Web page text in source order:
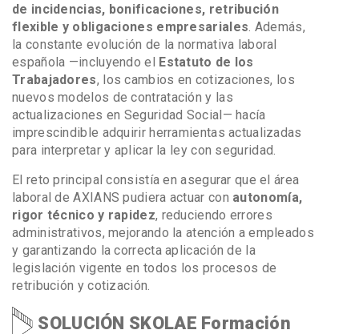
de incidencias, bonificaciones, retribución
flexible y obligaciones empresariales . Además,
la constante evolución de la normativa laboral
española —incluyendo el Estatuto de los
Trabajadores, los cambios en cotizaciones, los
nuevos modelos de contratación y las
actualizaciones en Seguridad Social— hacía
imprescindible adquirir herramientas actualizadas
para interpretar y aplicar la ley con seguridad.
El reto principal consistía en asegurar que el área
laboral de AXIANS pudiera actuar con autonomía,
rigor técnico y rapidez, reduciendo errores
administrativos, mejorando la atención a empleados
y garantizando la correcta aplicación de la
legislación vigente en todos los procesos de
retribución y cotización.
SOLUCIÓN SKOLAE Formación